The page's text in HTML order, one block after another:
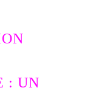
: UN